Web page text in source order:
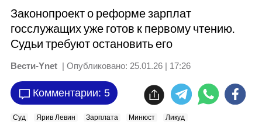
Законопроект о реформе зарплат
госслужащих уже готов к первому чтению.
Судьи требуют остановить его
Вести-Ynet | Опубликовано: 25.01.26 | 17:26
Комментарии: 5
Суд Ярив Левин Зарплата Минюст Ликуд